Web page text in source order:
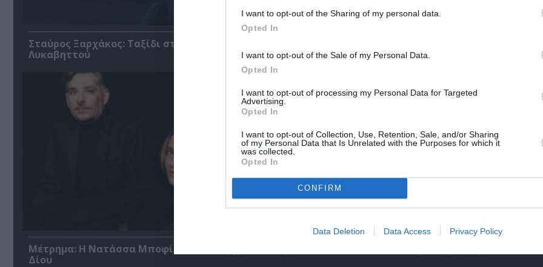
I want to opt-out of the Sharing of my personal data.
Opted In
I want to opt-out of the Sale of my Personal Data.
Opted In
I want to opt-out of processing my Personal Data for Targeted
Advertising.
Opted In
I want to opt-out of Collection, Use, Retention, Sale, and/or Sharing
of my Personal Data that Is Unrelated with the Purposes for which it
was collected.
Opted In
CONFIRM
Data Deletion Data Access Privacy Policy
Σταύρος Ξαρχάκος: Ταξίδι στο φως στο Θέατρο
Λυκαβηττού
δυναμικό συναυλιακό Σεπτέμβριο!
Μέτρημα: Η Νατάσσα Μποφίλιου στο Αρχαίο Θέατρο
Δίου